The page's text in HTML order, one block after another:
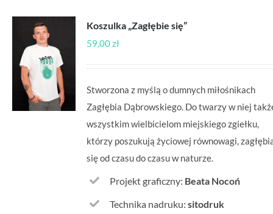
Koszulka „Zagłębie się”
59,00zł
Stworzona z myślą o dumnych miłośnikach
Zagłębia Dąbrowskiego. Do twarzy w niej
wszystkim wielbicielom miejskiego zgiełku,
którzy poszukują życiowej równowagi,
się od czasu do czasu w naturze.
Projekt graficzny: Beata Nocoń
Technika nadruku: sitodruk